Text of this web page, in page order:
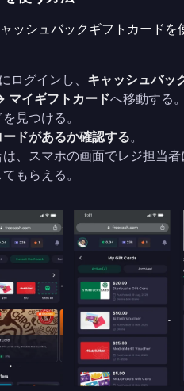
ッシュバックギフトカードを
グインし、 キャッシュバッ
マイギフトカードへ移動する。
見つける。
ドがあるか確認する。
、スマホの画面でレジ担当
もらえる。